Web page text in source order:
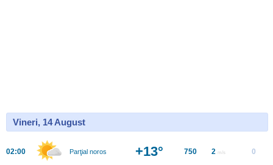
Vineri, 14 August
02:00 Parţial noros +13° 750 2 m/s 0